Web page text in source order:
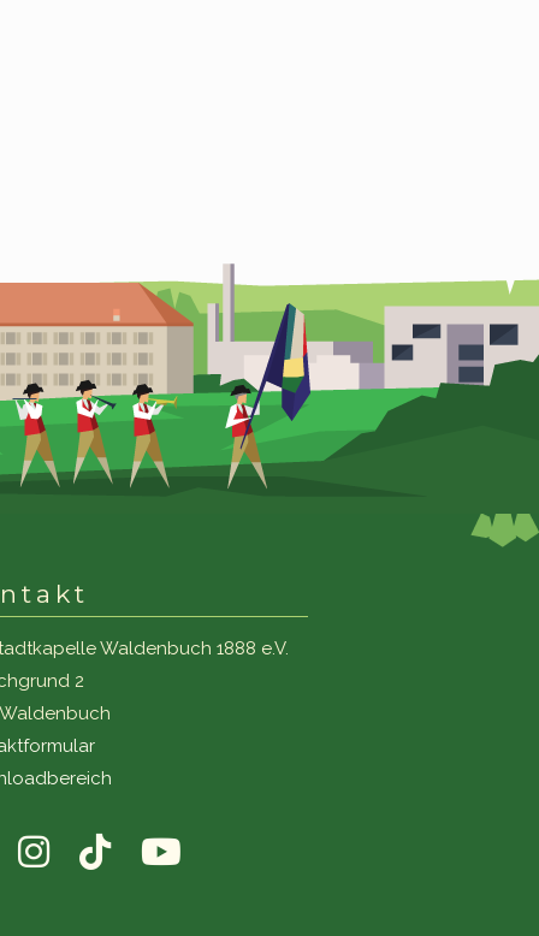
Waldenbuch 1888 e.V.
2
Waldenbuch